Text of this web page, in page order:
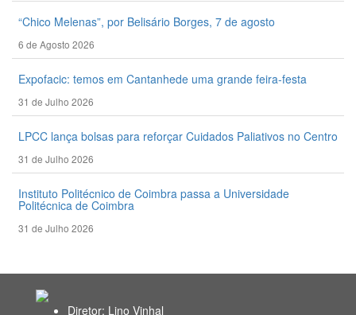
“Chico Melenas”, por Belisário Borges, 7 de agosto
6 de Agosto 2026
Expofacic: temos em Cantanhede uma grande feira-festa
31 de Julho 2026
LPCC lança bolsas para reforçar Cuidados Paliativos no Centro
31 de Julho 2026
Instituto Politécnico de Coimbra passa a Universidade
Politécnica de Coimbra
31 de Julho 2026
Diretor: Lino Vinhal